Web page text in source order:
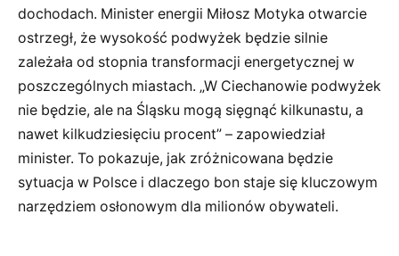
dochodach. Minister energii Miłosz Motyka otwarcie
ostrzegł, że wysokość podwyżek będzie silnie
zależała od stopnia transformacji energetycznej w
poszczególnych miastach. „W Ciechanowie podwyżek
nie będzie, ale na Śląsku mogą sięgnąć kilkunastu, a
nawet kilkudziesięciu procent” – zapowiedział
minister. To pokazuje, jak zróżnicowana będzie
sytuacja w Polsce i dlaczego bon staje się kluczowym
narzędziem osłonowym dla milionów obywateli.